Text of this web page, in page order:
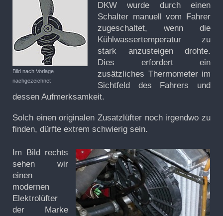
Bild nach Vorlage
nachgezeichnet
DKW wurde durch einen
Schalter manuell vom Fahrer
zugeschaltet, wenn die
Kühlwassertemperatur zu
stark anzusteigen drohte.
Dies erfordert ein
zusätzliches Thermometer im
Sichtfeld des Fahrers und
dessen Aufmerksamkeit.
Solch einen originalen Zusatzlüfter noch irgendwo zu
finden, dürfte extrem schwierig sein.
Im Bild rechts
sehen wir
einen
modernen
Elektrolüfter
der Marke